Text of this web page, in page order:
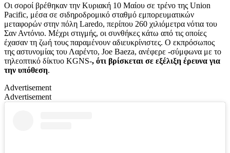
Οι σοροί βρέθηκαν την Κυριακή 10 Μαίου σε τρένο της Union
Pacific, μέσα σε σιδηροδρομικό σταθμό εμπορευματικών
μεταφορών στην πόλη Laredo, περίπου 260 χιλιόμετρα νότια του
Σαν Αντόνιο. Μέχρι στιγμής, οι συνθήκες κάτω από τις οποίες
έχασαν τη ζωή τους παραμένουν αδιευκρίνιστες. Ο εκπρόσωπος
της αστυνομίας του Λαρέντο, Joe Baeza, ανέφερε -σύμφωνα με το
τηλεοπτικό δίκτυο KGNS-, ότι βρίσκεται σε εξέλιξη έρευνα για
την υπόθεση.
Advertisement
Advertisement